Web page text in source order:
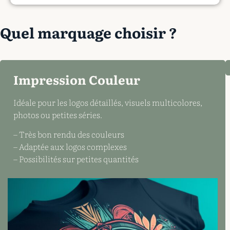
Quel marquage choisir ?
Impression Couleur
Idéale pour les logos détaillés, visuels multicolores,
photos ou petites séries.
– Très bon rendu des couleurs
– Adaptée aux logos complexes
– Possibilités sur petites quantités